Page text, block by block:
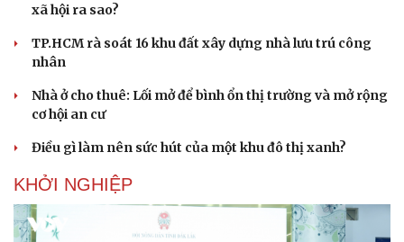
xã hội ra sao?
TP.HCM rà soát 16 khu đất xây dựng nhà lưu trú công
nhân
Nhà ở cho thuê: Lối mở để bình ổn thị trường và mở rộng
cơ hội an cư
Điều gì làm nên sức hút của một khu đô thị xanh?
KHỞI NGHIỆP